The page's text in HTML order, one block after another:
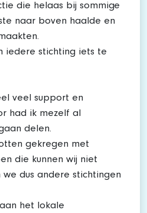
die helaas bij sommige
naar boven haalde en
iedere stichting iets te
veel support en
had ik mezelf al
delen.
gekregen met
die kunnen wij niet
dus andere stichtingen
het lokale